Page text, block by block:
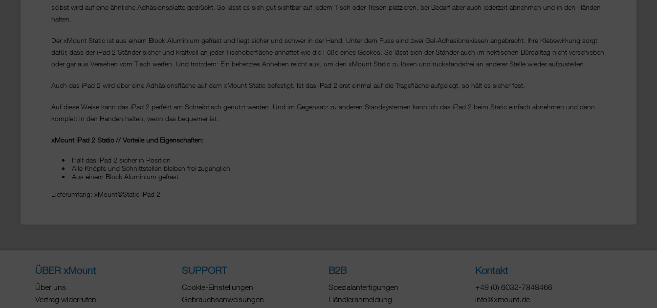
selbst wird auf eine ähnliche Adhäsionsplatte gedrückt. So lässt es sich gut sichtbar auf jedem Tisch oder Tresen platzieren, bei Bedarf aber auch jederzeit abnehmen und in den Händen
halten.
Der xMount Static ist aus einem Block Aluminium gefräst und liegt sicher und schwer in der Hand. Unter dem Fuss sind zwei Gel-Adhäsionskissen angebracht. Ihre Klebewirkung sorgt
dafür, dass der iPad 2 Ständer sicher und kraftvoll an jeder Tischoberfläche anhaftet wie die Füße eines Geckos. So lässt sich der Ständer auch im hektischen Büroalltag nicht verschieben
oder gar aus Versehen vom Tisch werfen. Und trotzdem: Ein beherztes Anheben reicht aus, um den xMount Static zu lösen und rückstandsfrei an anderer Stelle wieder aufzustellen.
Auch das iPad 2 wird über eine Adhäsionsfläche auf dem xMount Static befestigt. Ist das iPad 2 erst einmal auf die Tragefläche aufgelegt, so hält es sicher fest.
Auf diese Weise kann das iPad 2 perfekt am Schreibtisch genutzt werden. Und im Gegensatz zu anderen Standsystemen kann ich das iPad 2 beim Static einfach abnehmen und dann
komplett in den Händen halten, wenn das bequemer ist.
xMount iPad 2 Static // Vorteile und Eigenschaften:
Hält das iPad 2 sicher in Position
Alle Knöpfe und Schnittstellen bleiben frei zugänglich
Aus einem Block Aluminium gefräst
Lieferumfang: xMount@Static iPad 2
ÜBER xMount
Über uns
Vertrag widerrufen
SUPPORT
Cookie-Einstellungen
Gebrauchsanweisungen
B2B
Spezialanfertigungen
Händleranmeldung
Kontakt
+49 (0) 6032-7848466
info@xmount.de